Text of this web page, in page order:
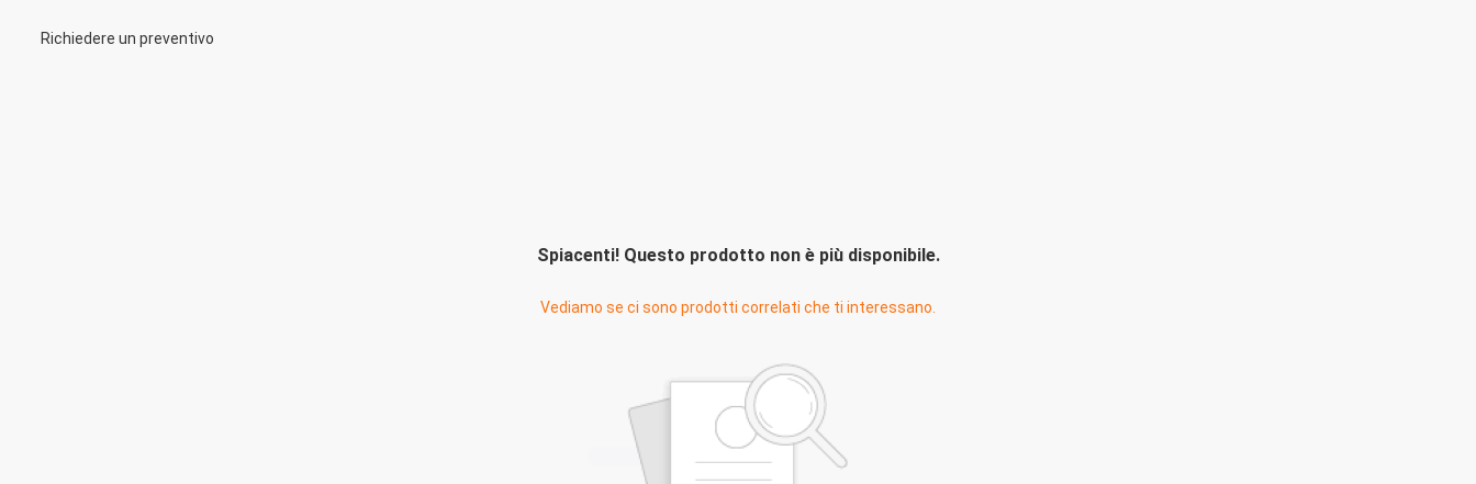
Richiedere un preventivo
Spiacenti! Questo prodotto non è più disponibile.
Vediamo se ci sono prodotti correlati che ti interessano.